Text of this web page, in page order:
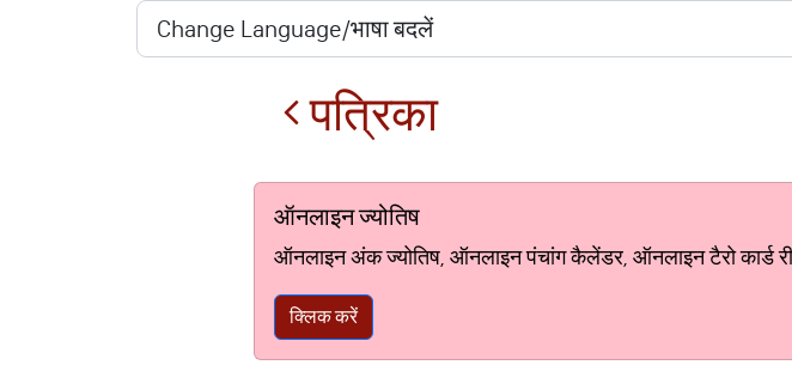
पत्रिका
ऑनलाइन ज्योतिष
ऑनलाइन अंक ज्योतिष, ऑनलाइन पंचांग कैलेंडर, ऑनलाइन टैरो कार्ड
क्लिक करें